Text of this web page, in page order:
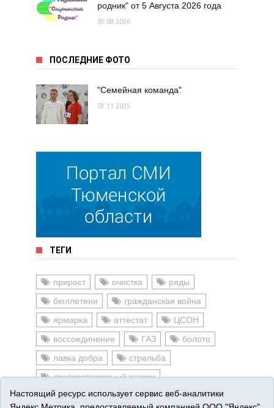
родник" от 5 Августа 2026 года
05.08.2026
ПОСЛЕДНИЕ ФОТО
"Семейная команда"
03.11.2025
ТЕГИ
прирост очистка
ряды
бюллетени
гражданская война
ярмарка
аттестат
ЦСОН
воссоединение
ГАЗ
болото
лавка добра
стрельба
противопожарный режим
выставка-презентация
Настоящий ресурс использует сервис веб-аналитики